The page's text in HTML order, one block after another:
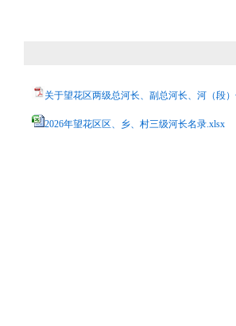
关于望花区两级总河长、副总河长、河（段
2026年望花区区、乡、村三级河长名录.xlsx